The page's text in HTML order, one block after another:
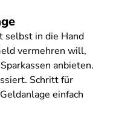
selbst in die Hand
vermehren will,
anbieten.
Schritt für
einfach